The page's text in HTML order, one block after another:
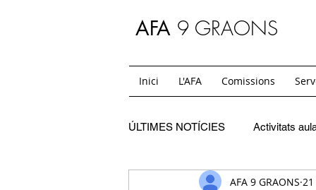
AFA 9 GRAONS
Inici L'AFA Comissions
ÚLTIMES NOTÍCIES Activitats
C. Festes SC. Extraescolars
AFA 9 GRAONS